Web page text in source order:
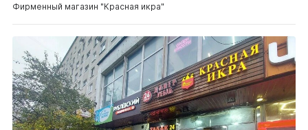
Фирменный магазин "Красная икра"